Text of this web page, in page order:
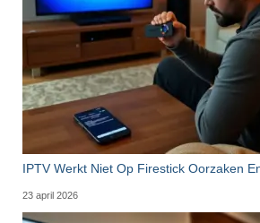
IPTV Werkt Niet Op Firestick Oorzaken
23 april 2026